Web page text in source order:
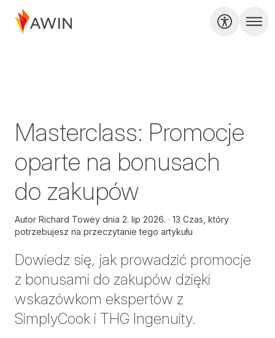
Masterclass: Promocje
oparte na bonusach
do zakupów
Autor Richard Towey dnia 2. lip 2026.
13 Czas, który
potrzebujesz na przeczytanie tego artykułu
Dowiedz się, jak prowadzić promocje
z bonusami do zakupów dzięki
wskazówkom ekspertów z
SimplyCook i THG Ingenuity.